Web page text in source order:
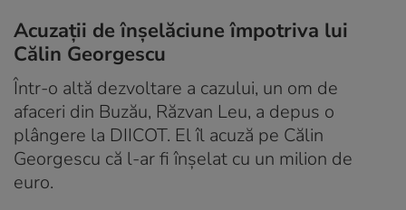
Acuzații de înșelăciune împotriva lui
Călin Georgescu
Într-o altă dezvoltare a cazului, un om de
afaceri din Buzău, Răzvan Leu, a depus o
plângere la DIICOT. El îl acuză pe Călin
Georgescu că l-ar fi înșelat cu un milion de
euro.